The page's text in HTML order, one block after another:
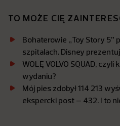
TO MOŻE CIĘ
Bohaterowie „Toy Story 5”
szpitalach. Disney
WOLĘ VOLVO SQUAD,
wydaniu?
Mój pies zdobył 114 213
ekspercki post – 432. I to